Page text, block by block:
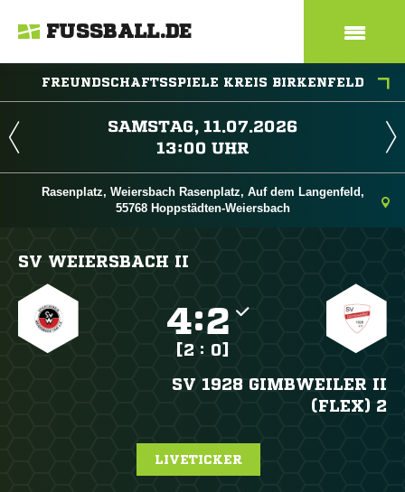
FUSSBALL.DE
FREUNDSCHAFTSSPIELE KREIS BIRKENFELD
 
 
Rasenplatz, Weiersbach Rasenplatz, Auf dem Langenfeld,
55768 Hoppstädten-Weiersbach
SV WEIERSBACH II
:
[2 : 0]
SV 1928 GIMBWEILER II
(FLEX) 2
LIVETICKER